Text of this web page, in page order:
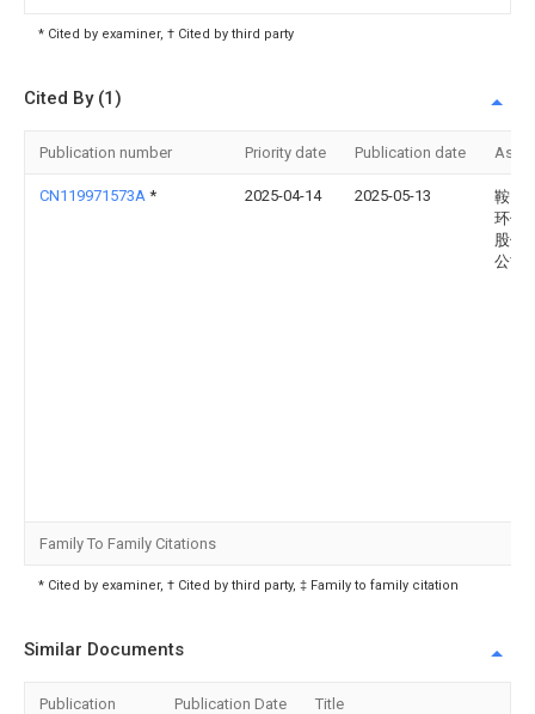
* Cited by examiner, † Cited by third party
Cited By (1)
Publication number Priority date Publication date
CN119971573A * 2025-04-14 2025-05-13
鞍山
环保
股份
公司
Family To Family Citations
* Cited by examiner, † Cited by third party, ‡ Family to family citation
Similar Documents
Publication Publication Date Title